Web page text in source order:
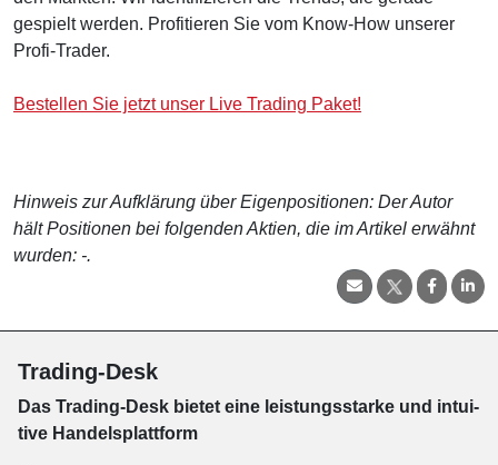
gespielt werden. Profitieren Sie vom Know-How unserer
Profi-Trader.
Bestellen Sie jetzt unser Live Trading Paket!
Hinweis zur Aufklärung über Eigenpositionen: Der Autor
hält Positionen bei folgenden Aktien, die im Artikel erwähnt
wurden: -.
Trading-Desk
Das Trading-Desk bie­tet eine leis­tungs­star­ke und in­tui­
tive Han­dels­platt­form